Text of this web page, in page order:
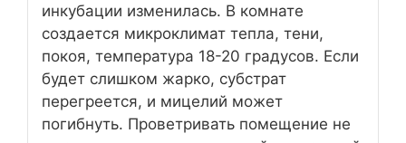
инкубации изменилась. В комнате
создается микроклимат тепла, тени,
покоя, температура 18-20 градусов. Если
будет слишком жарко, субстрат
перегреется, и мицелий может
погибнуть. Проветривать помещение не